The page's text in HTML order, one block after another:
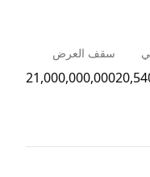
سقف العرض
21,000,000,000